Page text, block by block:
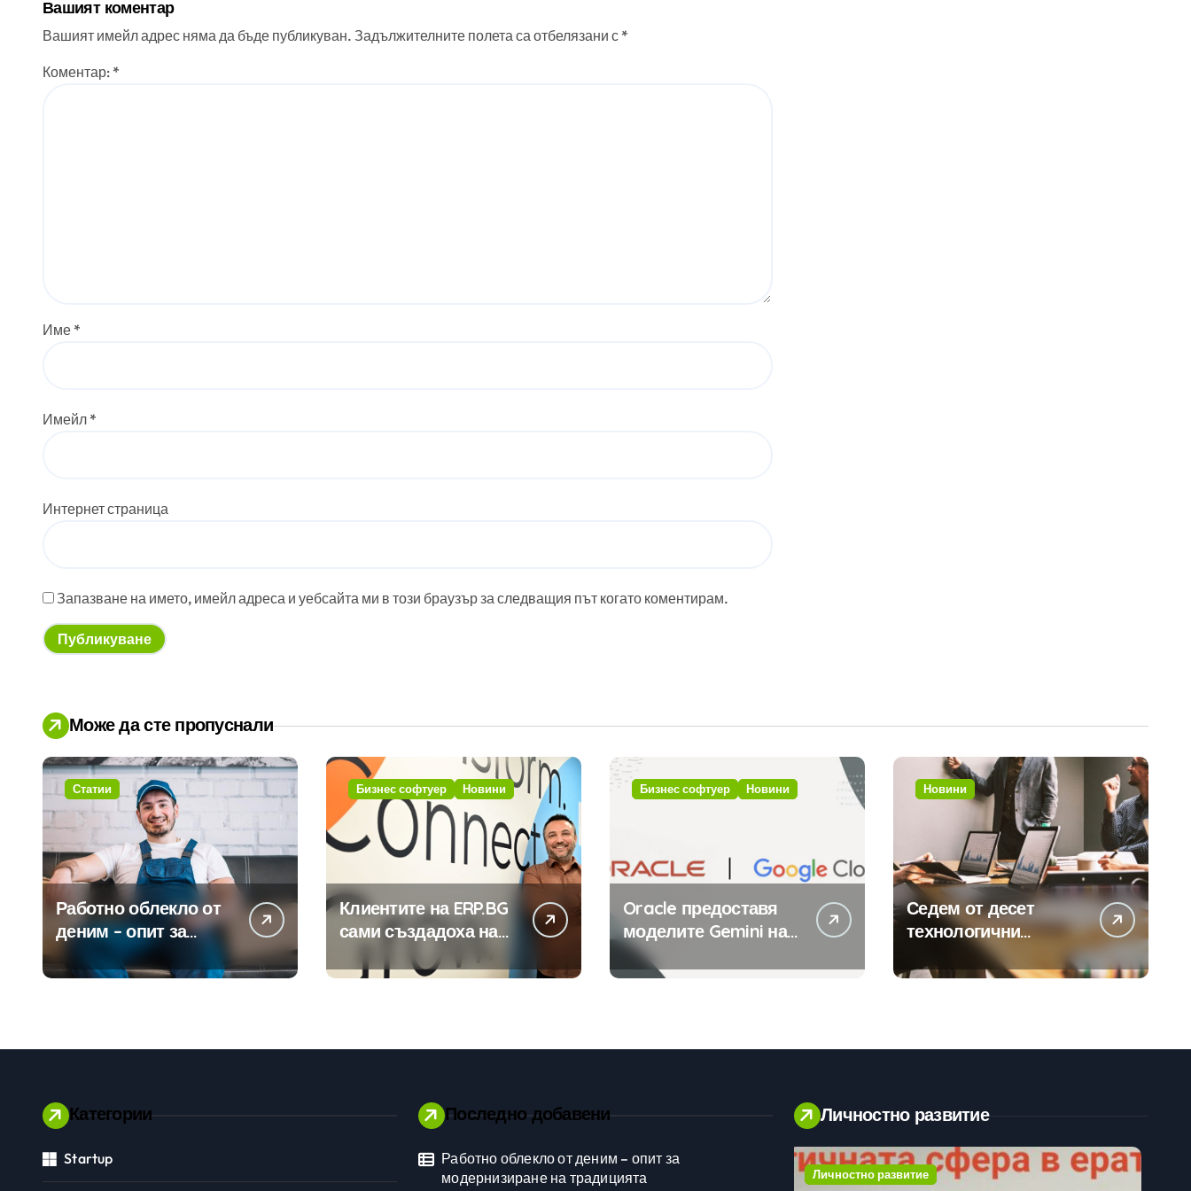
Вашият коментар
Вашият имейл адрес няма да бъде публикуван. Задължителните полета са отбелязани с *
Коментар: *
Име *
Имейл *
Интернет страница
Запазване на името, имейл адреса и уебсайта ми в този браузър за следващия път когато коментирам.
Може да сте пропуснали
Статии
Работно облекло от
деним – опит за
модернизиране на
традицията
Бизнес софтуер Новини
Клиентите на ERP.BG
сами създадоха над
ERP системата с
изкуствен интелект
Бизнес софтуер Новини
Oracle предоставя
моделите Gemini на
Google на хиляди
клиенти на бизнес
Новини
Седем от десет
технологични
компании у нас
предлагат хибридна
Категории
Startup
Последно добавени
Работно облекло от деним – опит за
модернизиране на традицията
Личностно развитие
Личностно развитие Личностно развитие